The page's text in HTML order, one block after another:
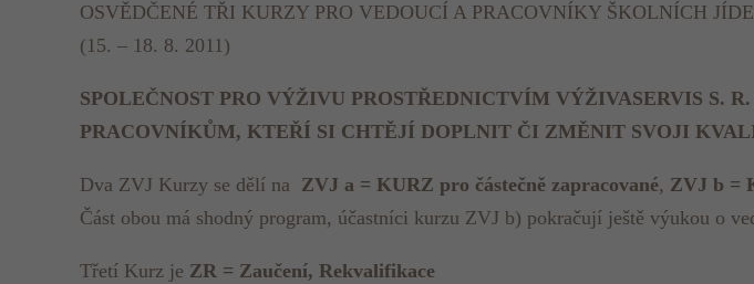
OSVĚDČENÉ TŘI KURZY PRO VEDOUCÍ A PRACOVNÍKY ŠKOLNÍCH
(15. – 18. 8. 2011)
SPOLEČNOST PRO VÝŽIVU PROSTŘEDNICTVÍM VÝŽIVASERVIS S.
PRACOVNÍKŮM, KTEŘÍ SI CHTĚJÍ DOPLNIT ČI ZMĚNIT SVOJI
Dva ZVJ Kurzy se dělí na ZVJ a = KURZ pro částečně zapracované, ZVJ b =
Část obou má shodný program, účastníci kurzu ZVJ b) pokračují ještě výukou o
Třetí Kurz je ZR = Zaučení, Rekvalifikace